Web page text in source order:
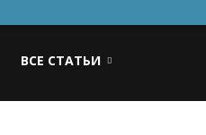
ВСЕ СТАТЬИ